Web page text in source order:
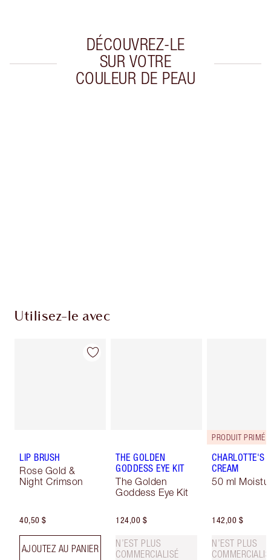
DÉCOUVREZ-LE
SUR VOTRE
COULEUR DE PEAU
Utilisez-le avec
LIP BRUSH
Rose Gold &
Night Crimson
40,50 $
AJOUTEZ AU PANIER
THE GOLDEN
GODDESS EYE KIT
The Golden
Goddess Eye Kit
124,00 $
N’EST PLUS
COMMERCIALISÉ
PRODUIT PRIMÉ
CHARLOTTE'S
CREAM
50 ml
142,00 $
N’EST PLUS